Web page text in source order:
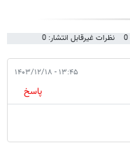
نظرات غیرقابل انتشار: 0
۱۳:۴۵ - ۱۴۰۳/۱۲/۱۸
پاسخ